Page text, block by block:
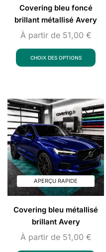
Covering bleu foncé
brillant métallisé Avery
À partir de 51,00 €
CHOIX DES OPTIONS
APERÇU RAPIDE
Covering bleu métallisé
brillant Avery
À partir de 51,00 €